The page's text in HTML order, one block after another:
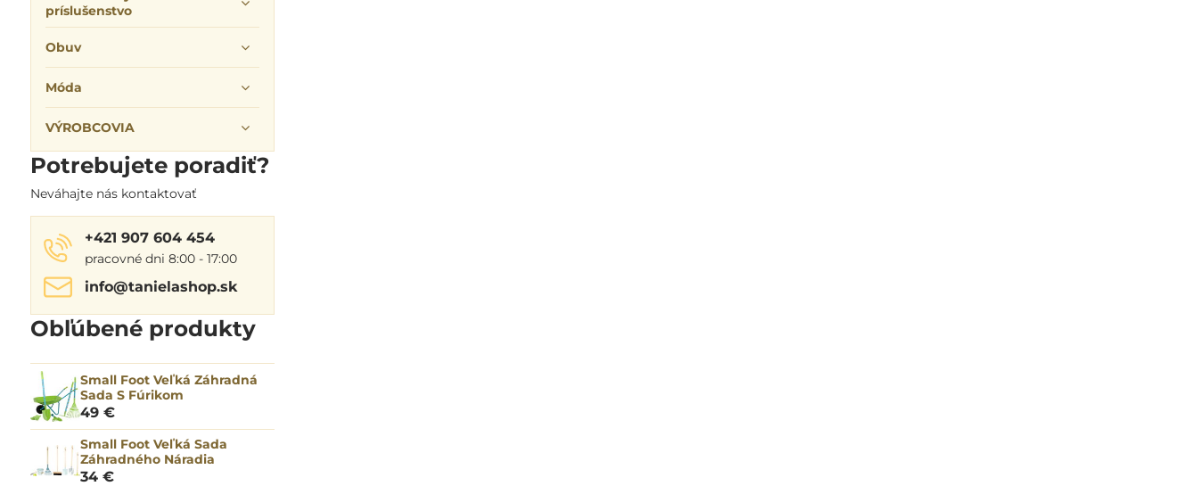
príslušenstvo
Obuv
Móda
VÝROBCOVIA
Potrebujete poradiť?
Neváhajte nás kontaktovať
+421 907 604 454
pracovné dni 8:00 - 17:00
info​@tanielashop​.sk
Obľúbené produkty
Small Foot Veľká Záhradná
Sada S Fúrikom
49 €
Small Foot Veľká Sada
Záhradného Náradia
34 €